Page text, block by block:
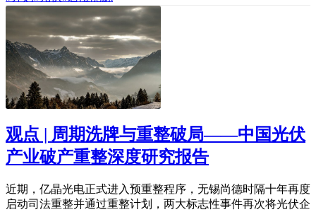
观点 | 周期洗牌与重整破局——中国光伏
产业破产重整深度研究报告
近期，亿晶光电正式进入预重整程序，无锡尚德时隔十年再度
启动司法重整并通过重整计划，两大标志性事件再次将光伏企